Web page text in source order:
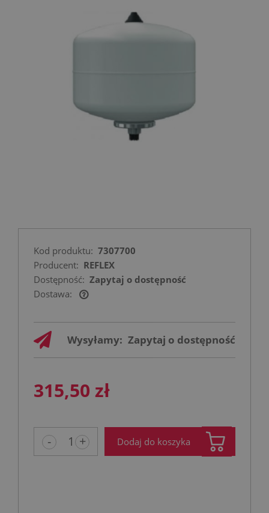
Kod produktu: 7307700
Producent: REFLEX
Dostępność: Zapytaj o dostępność
Dostawa:
Cena nie zawiera ewentualnych kosztów
Wysyłamy: Zapytaj o dostępność
315,50 zł
- + Dodaj do koszyka